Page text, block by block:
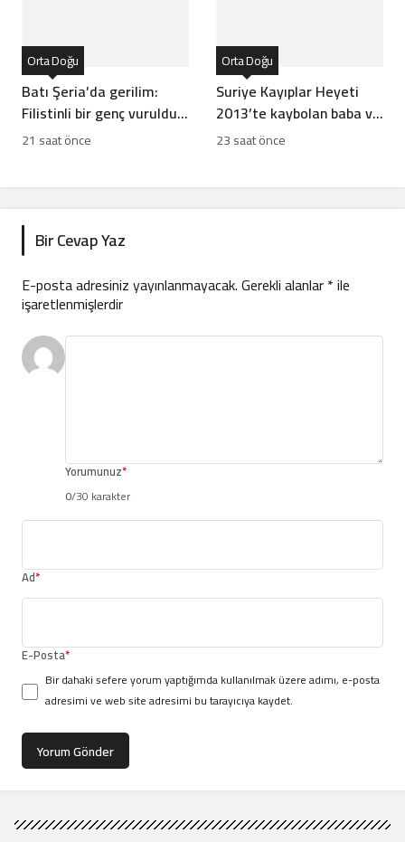
Batı Şeria’da gerilim:
Filistinli bir genç vuruldu,
sınıflar yıkıldı
Orta Doğu
21 saat önce
Suriye Kayıplar Heyeti
2013’te kaybolan baba ve
oğlun akıbetini açıkladı
Orta Doğu
23 saat önce
Bir Cevap Yaz
E-posta adresiniz yayınlanmayacak.Gerekli alanlar*ile
işaretlenmişlerdir
Yorumunuz*
0/30 karakter
Ad*
E-Posta*
Bir dahaki sefere yorum yaptığımda kullanılmak üzere adımı, e-posta
adresimi ve web site adresimi bu tarayıcıya kaydet.
Yorum Gönder